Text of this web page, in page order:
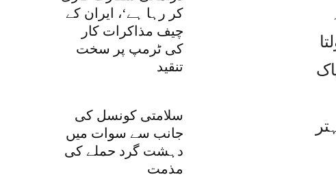
کر رہا ہے‘، ایران کے
چیف مذاکرات کار
کی ٹرمپ پر سخت
تنقید
سلامتی کونسل کی
جانب سے سوات میں
دہشت گرد حملے کی
مذمت